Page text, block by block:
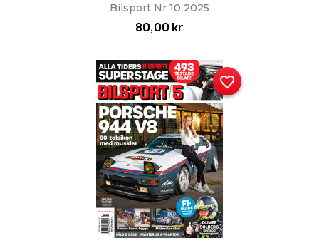
Bilsport Nr 10 2025
80,00 kr
favorite_border